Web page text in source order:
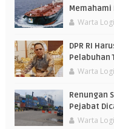
Warta
DPR RI
Pelabuhan
Warta
Renungan
Pejabat
Warta